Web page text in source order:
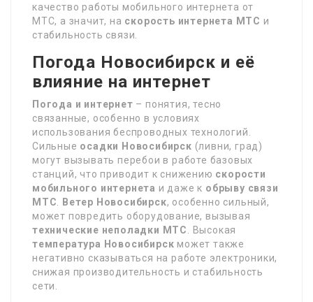
качество работы мобильного интернета от
МТС, а значит, на скорость интернета МТС и
стабильность связи.
Погода Новосибирск и её
влияние на интернет
Погода и интернет – понятия, тесно
связанные, особенно в условиях
использования беспроводных технологий.
Сильные осадки Новосибирск (ливни, град)
могут вызывать перебои в работе базовых
станций, что приводит к снижению скорости
мобильного интернета и даже к обрыву связи
МТС
Ветер Новосибирск, особенно сильный,
может повредить оборудование, вызывая
технические неполадки МТС
. Высокая
температура Новосибирск может также
негативно сказываться на работе электроники,
снижая производительность и стабильность
сети.